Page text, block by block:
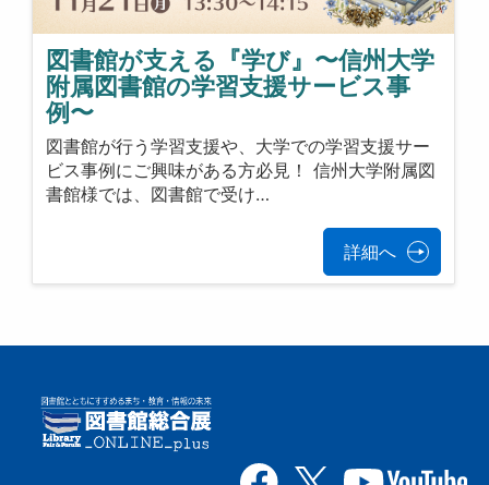
図書館が支える『学び』〜信州大学
附属図書館の学習支援サービス事
例〜
図書館が行う学習支援や、大学での学習支援サー
ビス事例にご興味がある方必見！ 信州大学附属図
書館様では、図書館で受け…
詳細へ